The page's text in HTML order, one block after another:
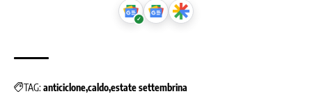
TAG: anticiclonecaldoestate settembrina